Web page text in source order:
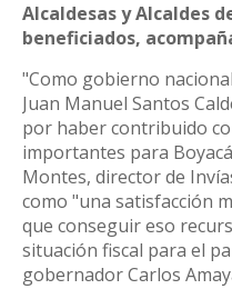
Alcaldesas y Alcaldes
beneficiados,
"Como gobierno
Juan Manuel Santos
por haber contribuido
importantes para
Montes, director de
como "una satisfacción
que conseguir eso
situación fiscal para el
gobernador Carlos